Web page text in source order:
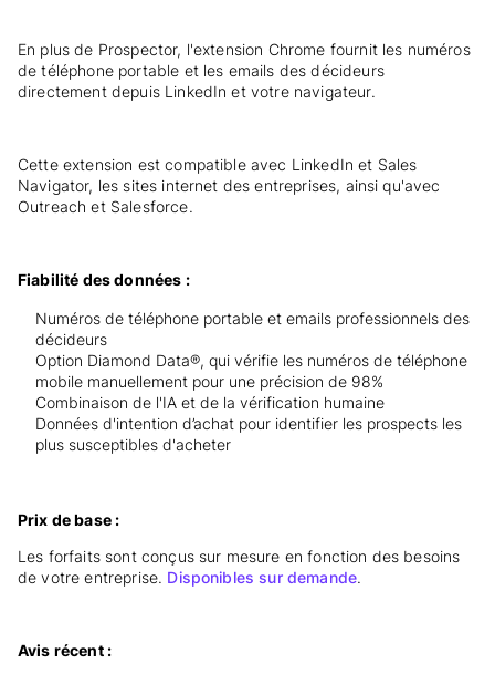
En plus de Prospector, l'extension Chrome fournit les numéros
de téléphone portable et les emails des décideurs
directement depuis LinkedIn et votre navigateur.
Cette extension est compatible avec LinkedIn et Sales
Navigator, les sites internet des entreprises, ainsi qu'avec
Outreach et Salesforce.
Fiabilité des données :
Numéros de téléphone portable et emails professionnels des
décideurs
Option Diamond Data®, qui vérifie les numéros de téléphone
mobile manuellement pour une précision de 98%
Combinaison de l'IA et de la vérification humaine
Données d'intention d’achat pour identifier les prospects les
plus susceptibles d'acheter
Prix de base :
Les forfaits sont conçus sur mesure en fonction des besoins
de votre entreprise. Disponibles sur demande.
Avis récent :